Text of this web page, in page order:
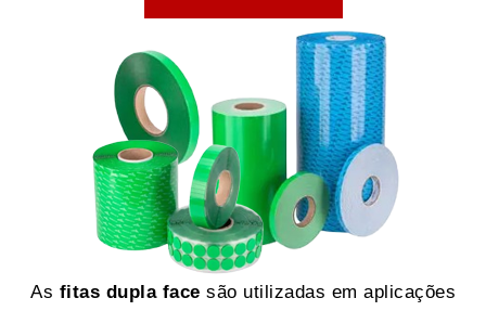
As fitas dupla face são utilizadas em aplicações